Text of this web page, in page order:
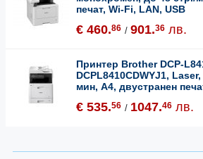
печат, Wi-Fi, LAN, USB
€ 460.86 / 901.36 лв.
Принтер Brother DCP-
DCPL8410CDWYJ1,
мин, A4, двустранен
€ 535.56 / 1047.46 лв.